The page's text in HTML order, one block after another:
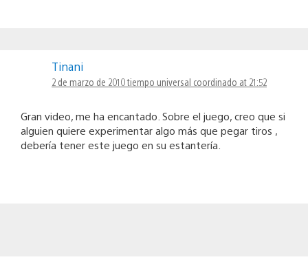
Tinani
2 de marzo de 2010 tiempo universal coordinado at 21:52
Gran video, me ha encantado. Sobre el juego, creo que si
alguien quiere experimentar algo más que pegar tiros ,
debería tener este juego en su estantería.